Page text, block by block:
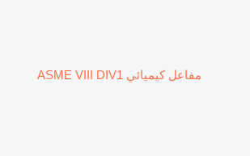
مفاعل كيميائي ASME VIII DIV1